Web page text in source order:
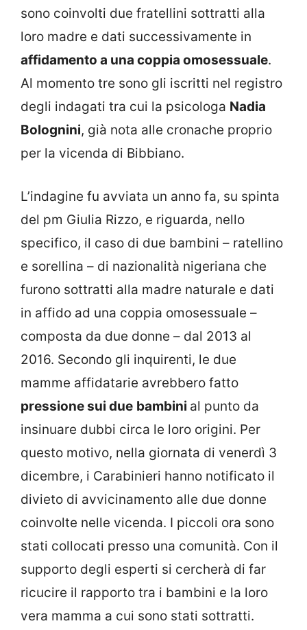
sono coinvolti due fratellini sottratti alla
loro madre e dati successivamente in
affidamento a una coppia omosessuale.
Al momento tre sono gli iscritti nel registro
degli indagati tra cui la psicologa Nadia
Bolognini, già nota alle cronache proprio
per la vicenda di Bibbiano.
L’indagine fu avviata un anno fa, su spinta
del pm Giulia Rizzo, e riguarda, nello
specifico, il caso di due bambini – ratellino
e sorellina – di nazionalità nigeriana che
furono sottratti alla madre naturale e dati
in affido ad una coppia omosessuale –
composta da due donne – dal 2013 al
2016. Secondo gli inquirenti, le due
mamme affidatarie avrebbero fatto
pressione sui due bambini al punto da
insinuare dubbi circa le loro origini. Per
questo motivo, nella giornata di venerdì 3
dicembre, i Carabinieri hanno notificato il
divieto di avvicinamento alle due donne
coinvolte nelle vicenda. I piccoli ora sono
stati collocati presso una comunità. Con il
supporto degli esperti si cercherà di far
ricucire il rapporto tra i bambini e la loro
vera mamma a cui sono stati sottratti.